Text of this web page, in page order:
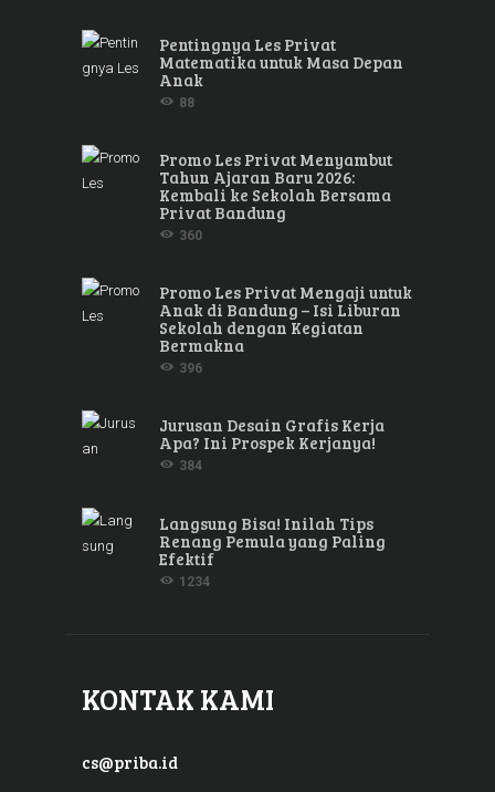
Pentingnya Les Privat
Matematika untuk Masa Depan
Anak
88
Promo Les Privat Menyambut
Tahun Ajaran Baru 2026:
Kembali ke Sekolah Bersama
Privat Bandung
360
Promo Les Privat Mengaji untuk
Anak di Bandung – Isi Liburan
Sekolah dengan Kegiatan
Bermakna
396
Jurusan Desain Grafis Kerja
Apa? Ini Prospek Kerjanya!
384
Langsung Bisa! Inilah Tips
Renang Pemula yang Paling
Efektif
1234
KONTAK KAMI
cs@priba.id